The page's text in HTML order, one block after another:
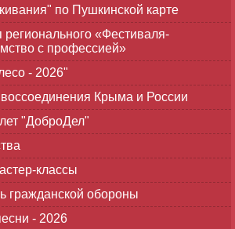
по Пушкинской карте
«Фестиваля-
с профессией»
- 2026"
Крыма и России
"ДоброДел"
классы
гражданской обороны
- 2026